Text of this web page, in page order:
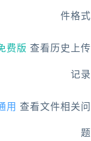
件格式
费版 查看历史上传
记录
用 查看文件相关问
题